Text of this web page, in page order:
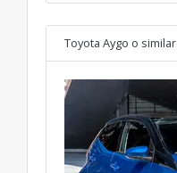
Toyota Aygo o similar